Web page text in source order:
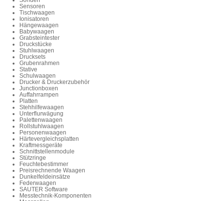
Sensoren
Tischwaagen
Ionisatoren
Hängewaagen
Babywaagen
Grabsteintester
Druckstücke
Stuhlwaagen
Drucksets
Grubenrahmen
Stative
Schulwaagen
Drucker & Druckerzubehör
Junctionboxen
Auffahrrampen
Platten
Stehhilfewaagen
Unterflurwägung
Palettenwaagen
Rollstuhlwaagen
Personenwaagen
Härtevergleichsplatten
Kraftmessgeräte
Schnittstellenmodule
Stützringe
Feuchtebestimmer
Preisrechnende Waagen
Dunkelfeldeinsätze
Federwaagen
SAUTER Software
Messtechnik-Komponenten